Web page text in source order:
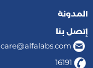
المدونة
إتصل بنا
care@alfalabs.com
16191